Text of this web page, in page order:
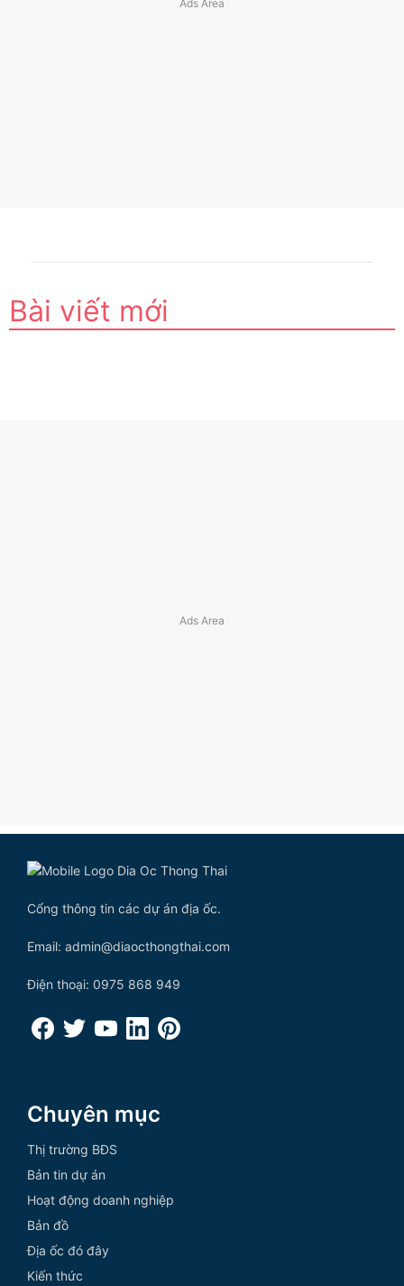
Bài viết mới
Cổng thông tin các dự án địa ốc.
Email: admin@diaocthongthai.com
Điện thoại: 0975 868 949
Chuyên mục
Thị trường BĐS
Bản tin dự án
Hoạt động doanh nghiệp
Bản đồ
Địa ốc đó đây
Kiến thức